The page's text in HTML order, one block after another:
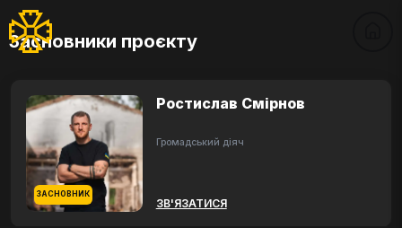
Засновники проєкту
ЗАСНОВНИК
Ростислав Смірнов
Громадський діяч
ЗВ'ЯЗАТИСЯ